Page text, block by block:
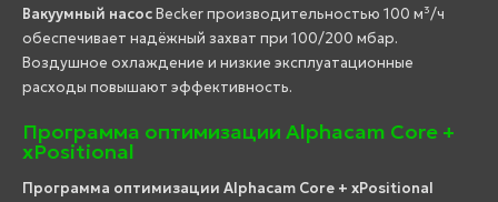
Вакуумный насосBecker производительностью 100 м³/ч
обеспечивает надёжный захват при 100/200 мбар.
Воздушное охлаждение и низкие эксплуатационные
расходы повышают эффективность.
Программа оптимизации Alphacam Core +
xPositional
Программа оптимизации Alphacam Core + xPositional